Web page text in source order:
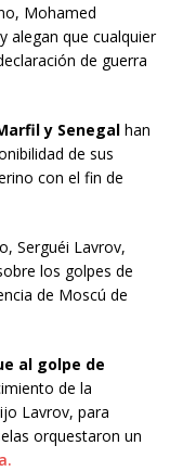
Mohamed
alegan que cualquier
de guerra
y Senegal han
de sus
con el fin de
Serguéi Lavrov,
los golpes de
de Moscú de
al golpe de
de la
Lavrov, para
orquestaron un